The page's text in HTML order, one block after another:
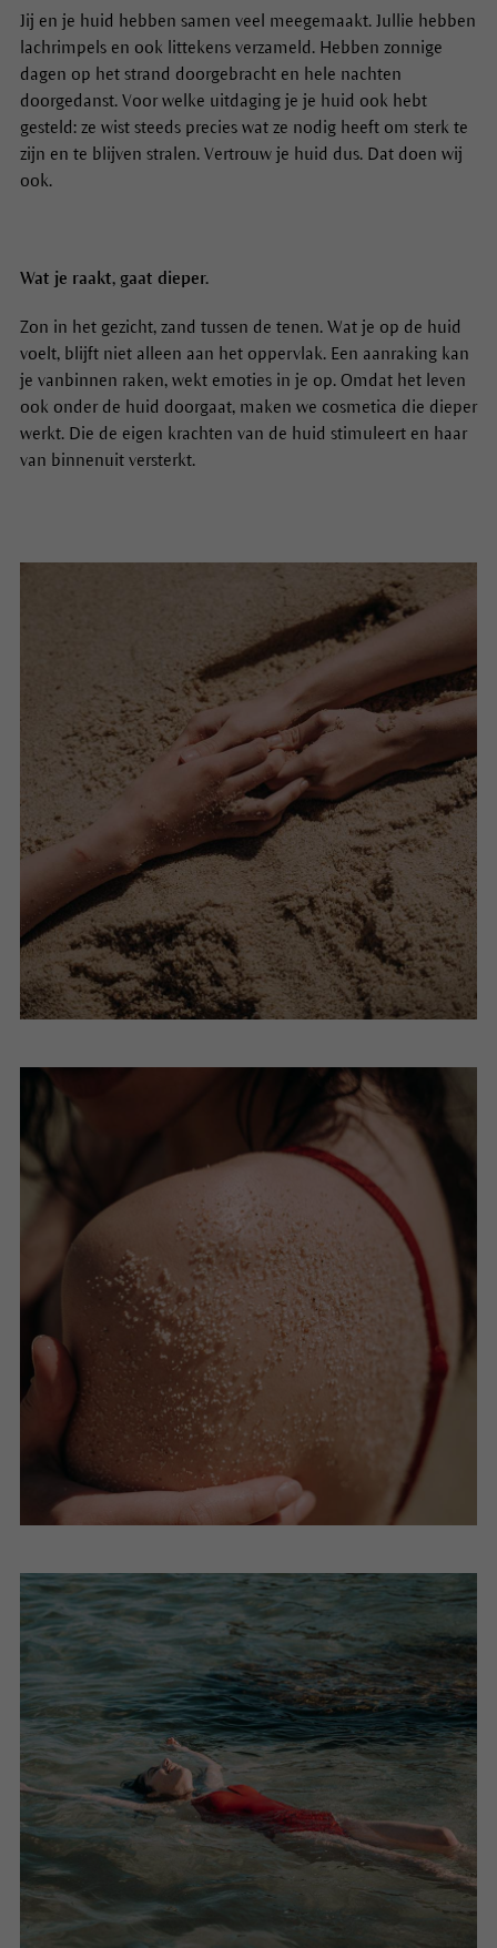
Jij en je huid hebben samen veel meegemaakt. Jullie hebben
lachrimpels en ook littekens verzameld. Hebben zonnige
dagen op het strand doorgebracht en hele nachten
doorgedanst. Voor welke uitdaging je je huid ook hebt
gesteld: ze wist steeds precies wat ze nodig heeft om sterk te
zijn en te blijven stralen. Vertrouw je huid dus. Dat doen wij
ook.
Wat je raakt, gaat dieper.
Zon in het gezicht, zand tussen de tenen. Wat je op de huid
voelt, blijft niet alleen aan het oppervlak. Een aanraking kan
je vanbinnen raken, wekt emoties in je op. Omdat het leven
ook onder de huid doorgaat, maken we cosmetica die dieper
werkt. Die de eigen krachten van de huid stimuleert en haar
van binnenuit versterkt.